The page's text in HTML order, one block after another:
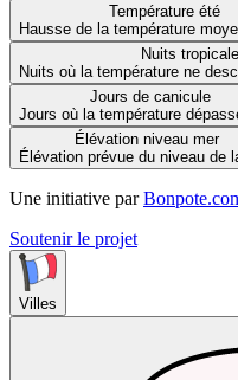
Température été
Hausse de la température
Nuits
Nuits où la température ne
Jours de canicule
Jours où la température
Élévation niveau mer
Élévation prévue du niveau de
Une initiative par
Soutenir le projet
Villes